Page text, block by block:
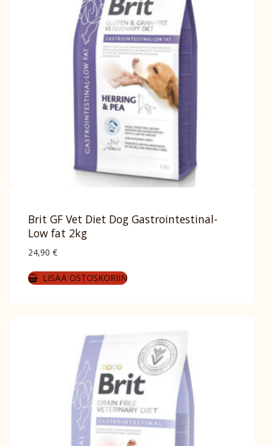
Brit GF Vet Diet Dog Gastrointestinal-
Low fat 2kg
24,90 €
LISÄÄ OSTOSKORIIN